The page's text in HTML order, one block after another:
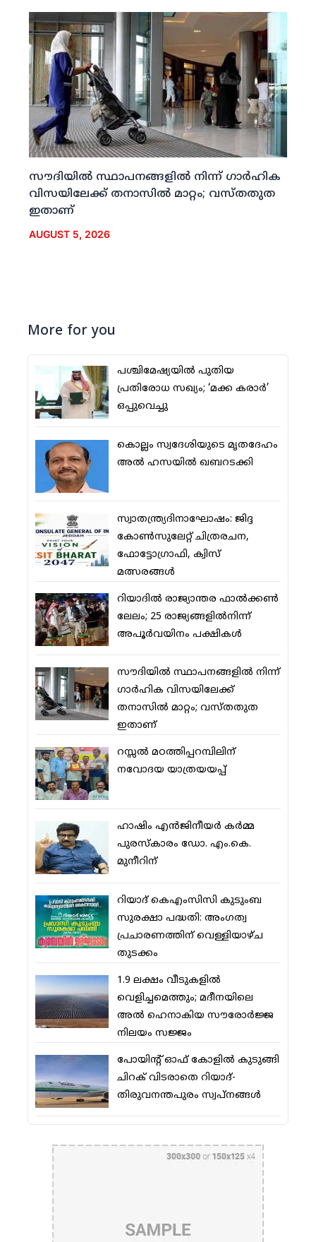
സൗദിയില്‍ സ്ഥാപനങ്ങളില്‍ നിന്ന് ഗാര്‍ഹിക
വിസയിലേക്ക് തനാസില്‍ മാറ്റം; വസ്തതുത
ഇതാണ്
AUGUST 5, 2026
More for you
പശ്ചിമേഷ്യയില്‍ പുതിയ
പ്രതിരോധ സഖ്യം; ‘മക്ക കരാര്‍’
ഒപ്പുവെച്ചു
കൊല്ലം സ്വദേശിയുടെ മൃതദേഹം
അല്‍ ഹസയില്‍ ഖബറടക്കി
സ്വാതന്ത്ര്യദിനാഘോഷം: ജിദ്ദ
കോണ്‍സുലേറ്റ് ചിത്രരചന,
ഫോട്ടോഗ്രാഫി, ക്വിസ്
മത്സരങ്ങള്‍
റിയാദില്‍ രാജ്യാന്തര ഫാല്‍ക്കണ്‍
ലേലം; 25 രാജ്യങ്ങളില്‍നിന്ന്
അപൂര്‍വയിനം പക്ഷികള്‍
സൗദിയില്‍ സ്ഥാപനങ്ങളില്‍ നിന്ന്
ഗാര്‍ഹിക വിസയിലേക്ക്
തനാസില്‍ മാറ്റം; വസ്തതുത
ഇതാണ്
റസ്സല്‍ മഠത്തിപ്പറമ്പിലിന്
നവോദയ യാത്രയയപ്പ്
ഹാഷിം എന്‍ജിനീയര്‍ കര്‍മ്മ
പുരസ്‌കാരം ഡോ. എം.കെ.
മുനീറിന്
റിയാദ് കെഎംസിസി കുടുംബ
സുരക്ഷാ പദ്ധതി: അംഗത്വ
പ്രചാരണത്തിന് വെള്ളിയാഴ്ച
തുടക്കം
1.9 ലക്ഷം വീടുകളില്‍
വെളിച്ചമെത്തും; മദീനയിലെ
അല്‍ ഹെനാകിയ സൗരോര്‍ജ്ജ
നിലയം സജ്ജം
പോയിന്റ് ഓഫ് കോളില്‍ കുടുങ്ങി
ചിറക് വിടരാതെ റിയാദ്-
തിരുവനന്തപുരം സ്വപ്നങ്ങള്‍